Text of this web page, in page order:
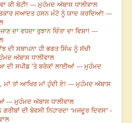
ਕੀ ਬੇਟੀ! --- ਮੁਹੰਮਦ ਅੱਬਾਸ ਧਾਲੀਵਾਲ
ਸਆਦਤ ਹਸਨ ਮੰਟੋ ਨੂੰ ਯਾਦ ਕਰਦਿਆਂ! ---
ਦਾ ਵਧਦਾ ਰੁਝਾਨ ਚਿੰਤਾ ਦਾ ਵਿਸ਼ਾ! ---
ਦੀ ਸਥਾਪਨਾ ਹੀ ਭਗਤ ਸਿੰਘ ਨੂੰ ਸੱਚੀ
ਅੱਬਾਸ ਧਾਲੀਵਾਲ
ਦੀ ਸਪੀਡ ’ਤੇ ਬਰੇਕਾਂ ਲਾਈਆਂ --- ਮੁਹੰਮਦ
ਮਾਂ ਤਾਂ ਆਖਿਰ ਮਾਂ ਹੁੰਦੀ ਏ! --- ਮੁਹੰਮਦ ਅੱਬਾਸ
--- ਮੁਹੰਮਦ ਅੱਬਾਸ ਧਾਲੀਵਾਲ
ਦੀ ਬੇਵਸੀ ਨਿਹਾਰਦਾ “ਮਜਦੂਰ ਦਿਵਸ” -